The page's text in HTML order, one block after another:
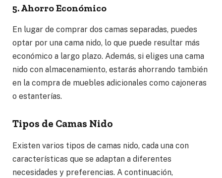
5. Ahorro Económico
En lugar de comprar dos camas separadas, puedes
optar por una cama nido, lo que puede resultar más
económico a largo plazo. Además, si eliges una cama
nido con almacenamiento, estarás ahorrando también
en la compra de muebles adicionales como cajoneras
o estanterías.
Tipos de Camas Nido
Existen varios tipos de camas nido, cada una con
características que se adaptan a diferentes
necesidades y preferencias. A continuación,